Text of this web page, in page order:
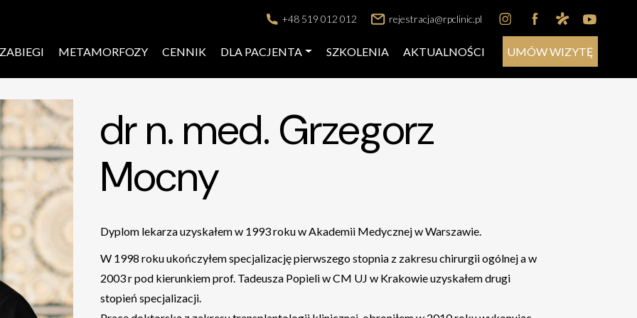
+48 519 012 012 rejestracja@rpclinic.pl
ZABIEGI METAMORFOZY CENNIK DLA PACJENTA SZKOLENIA AKTUALNOŚCI UMÓW WIZYTĘ
dr n. med. Grzegorz
Mocny
Dyplom lekarza uzyskałem w 1993 roku w Akademii Medycznej w Warszawie.
W 1998 roku ukończyłem specjalizację pierwszego stopnia z zakresu chirurgii ogólnej a w
2003 r pod kierunkiem prof. Tadeusza Popieli w CM UJ w Krakowie uzyskałem drugi
stopień specjalizacji.